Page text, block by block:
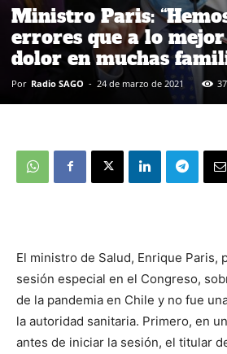
Ministro Paris:
errores que a lo
dolor en muchas
Por Radio SAGO - 24 de marzo de 2021
El ministro de Salud, Enrique Paris,
sesión especial en el Congreso,
de la pandemia en Chile y no fue
la autoridad sanitaria. Primero, en
antes de iniciar la sesión, el titular